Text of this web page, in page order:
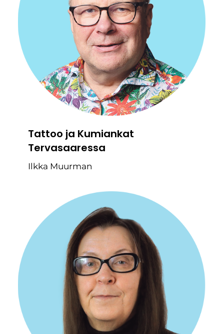
Tattoo ja Kumiankat
Tervasaaressa
Ilkka Muurman